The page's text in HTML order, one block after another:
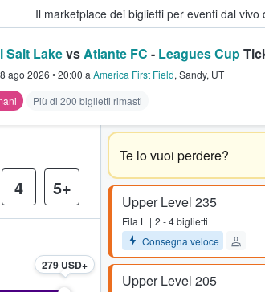
Il marketplace dei biglietti per eventi dal vivo
- Dove i fan comprano e
Salt LakevsAtlante FC - Leagues Cup
ago 2026 •20:00 a America First Field, Sandy, UT
Più di 200 biglietti rimasti
Te lo vuoi perdere?
Upper Level 235
Fila L
2 - 4 biglietti
Consegna veloce
Upper Level 205
4 5+
279 USD